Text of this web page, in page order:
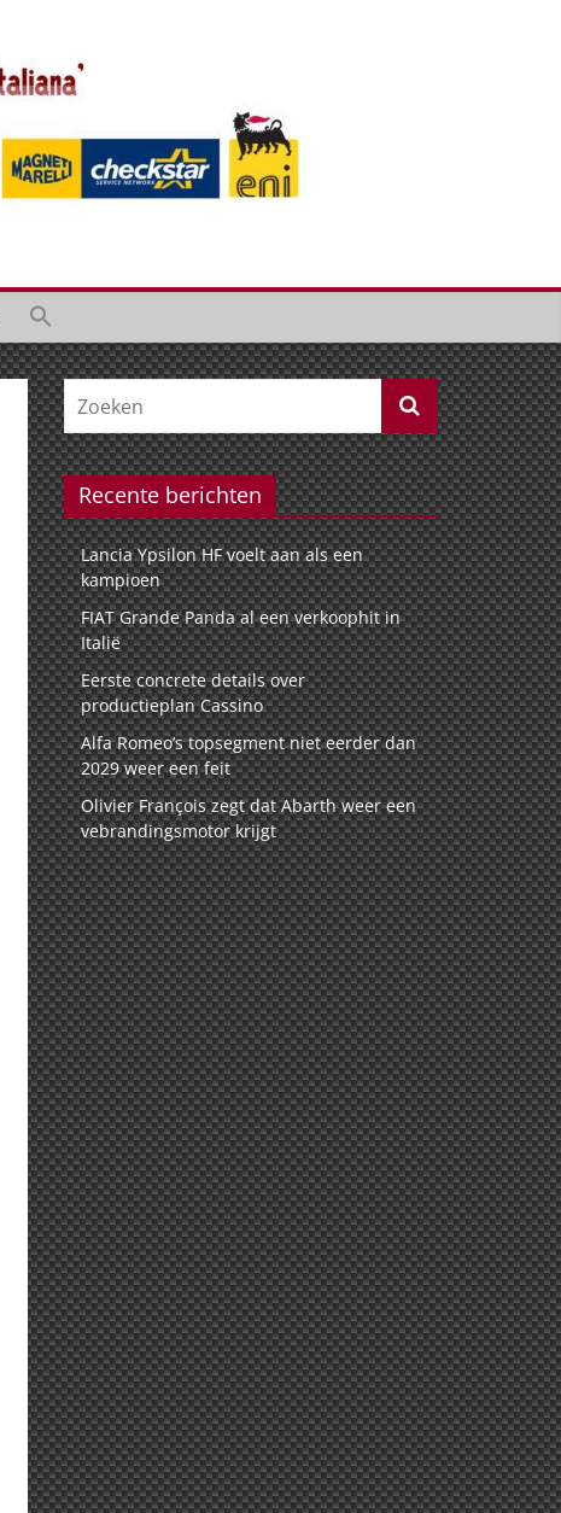
Recente berichten
Lancia Ypsilon HF voelt aan als een
kampioen
FIAT Grande Panda al een verkoophit in
Italië
Eerste concrete details over
productieplan Cassino
Alfa Romeo’s topsegment niet eerder dan
2029 weer een feit
Olivier François zegt dat Abarth weer een
vebrandingsmotor krijgt